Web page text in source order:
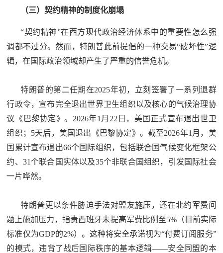
（三）契约精神的制度化崩塌
“契约精神”在西方现代政治经济体系中的重要性怎么强
调都不过分。然而，特朗普此前提倡的一种交易“破坏性”逻
辑，在国际政治领域却产生了严重的信誉危机。
特朗普的第二任期在2025年初，立刻签署了一系列退群
行政令，宣布完全退出世界卫生组织以及核心的气候治理协
议《巴黎协定》。2026年1月22日，美国正式宣布退出世卫
组织；5天后，美国退出《巴黎协定》。截至2026年1月，美
国累计宣布退出66个国际组织，包括联合国气候变化框架公
约、31个联合国实体以及35个非联合国组织，引发国际社会
一片哗然。
特朗普更以条件胁迫手法对盟友施压，还在北约军费问
题上施加压力，指责西班牙未提高军费比例至5%（目前实际
标准仅为GDP的2%）。这种将安全承诺视为“付费订阅服务”
的模式，违背了战后国际秩序的基本逻辑——安全同盟的本